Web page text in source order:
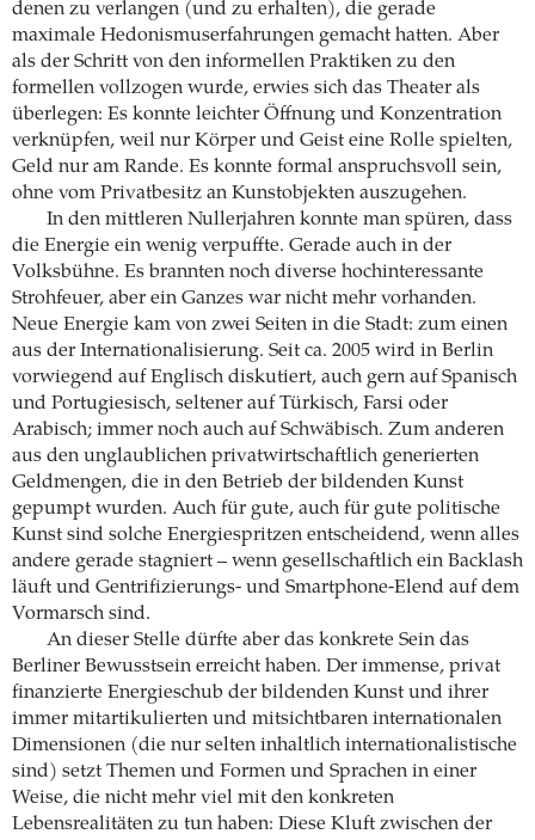
denen zu verlangen (und zu erhalten), die gerade
maximale Hedonismuserfahrungen gemacht hatten. Aber
als der Schritt von den informellen Praktiken zu den
formellen vollzogen wurde, erwies sich das Theater als
überlegen: Es konnte leichter Öffnung und Konzentration
verknüpfen, weil nur Körper und Geist eine Rolle spielten,
Geld nur am Rande. Es konnte formal anspruchsvoll sein,
ohne vom Privatbesitz an Kunstobjekten auszugehen.
In den mittleren Nullerjahren konnte man spüren, dass
die Energie ein wenig verpuffte. Gerade auch in der
Volksbühne. Es brannten noch diverse hochinteressante
Strohfeuer, aber ein Ganzes war nicht mehr vorhanden.
Neue Energie kam von zwei Seiten in die Stadt: zum einen
aus der Internationalisierung. Seit ca. 2005 wird in Berlin
vorwiegend auf Englisch diskutiert, auch gern auf Spanisch
und Portugiesisch, seltener auf Türkisch, Farsi oder
Arabisch; immer noch auch auf Schwäbisch. Zum anderen
aus den unglaublichen privatwirtschaftlich generierten
Geldmengen, die in den Betrieb der bildenden Kunst
gepumpt wurden. Auch für gute, auch für gute politische
Kunst sind solche Energiespritzen entscheidend, wenn alles
andere gerade stagniert – wenn gesellschaftlich ein Backlash
läuft und Gentrifizierungs- und Smartphone-Elend auf dem
Vormarsch sind.
An dieser Stelle dürfte aber das konkrete Sein das
Berliner Bewusstsein erreicht haben. Der immense, privat
finanzierte Energieschub der bildenden Kunst und ihrer
immer mitartikulierten und mitsichtbaren internationalen
Dimensionen (die nur selten inhaltlich internatio­nalistische
sind) setzt Themen und Formen und Sprachen in einer
Weise, die nicht mehr viel mit den konkreten
Lebensrealitäten zu tun haben: Diese Kluft zwischen der